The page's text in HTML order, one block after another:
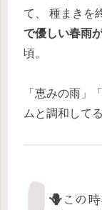
て、 種まきを
で優しい春雨
頃。
「恵みの雨」
ムと調和して
🪻この